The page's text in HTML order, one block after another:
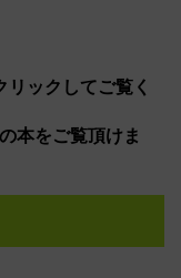
ックしてご覧く
本をご覧頂けま